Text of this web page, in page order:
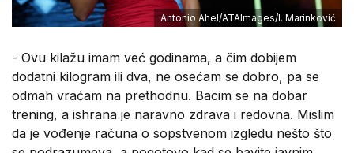
Antonio Ahel/ATAImages/I. Marinković
- Ovu kilažu imam već godinama, a čim dobijem
dodatni kilogram ili dva, ne osećam se dobro, pa se
odmah vraćam na prethodnu. Bacim se na dobar
trening, a ishrana je naravno zdrava i redovna. Mislim
da je vođenje računa o sopstvenom izgledu nešto što